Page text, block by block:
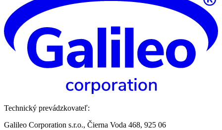
Technický prevádzkovateľ:
Galileo Corporation s.r.o., Čierna Voda 468, 925 06